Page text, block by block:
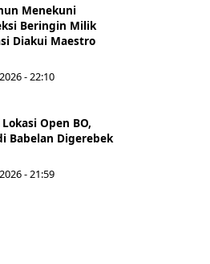
Menekuni
Beringin Milik
Diakui Maestro
- 22:10
Open BO,
Babelan Digerebek
- 21:59